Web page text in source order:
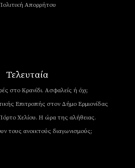
Απορρήτου
Τελευταία
στο Κρανίδι. Ασφαλείς ή όχι;
Επιτροπής στον Δήμο Ερμιονίδας
Χελίου. Η ώρα της αλήθειας.
τους ανοικτούς διαγωνισμούς;